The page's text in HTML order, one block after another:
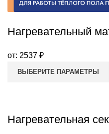
Нагревательный
от: 2537 ₽
ВЫБЕРИТЕ ПАРАМЕТРЫ
Нагревательная